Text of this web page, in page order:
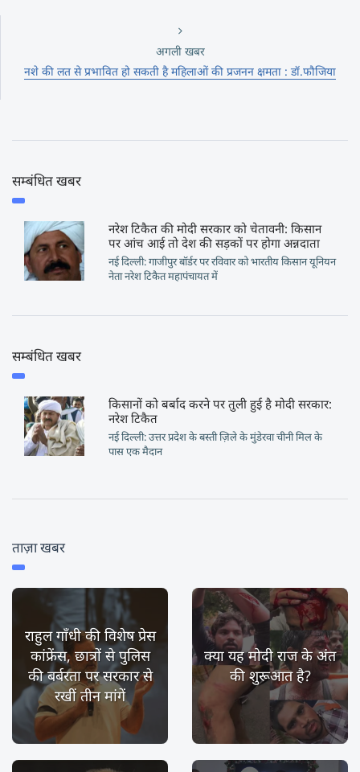
अगली खबर
नशे की लत से प्रभावित हो सकती है महिलाओं की प्रजनन क्षमता : डॉ.फौजिया
सम्बंधित खबर
नरेश टिकैत की मोदी सरकार को चेतावनी: किसान
पर आंच आई तो देश की सड़कों पर होगा अन्नदाता
नई दिल्ली: गाजीपुर बॉर्डर पर रविवार को भारतीय किसान यूनियन
नेता नरेश टिकैत महापंचायत में
सम्बंधित खबर
किसानों को बर्बाद करने पर तुली हुई है मोदी सरकार:
नरेश टिकैत
नई दिल्ली: उत्तर प्रदेश के बस्ती ज़िले के मुंडेरवा चीनी मिल के
पास एक मैदान
ताज़ा खबर
राहुल गाँधी की विशेष प्रेस
कांफ्रेंस, छात्रों से पुलिस
की बर्बरता पर सरकार से
रखीं तीन मांगें
क्या यह मोदी राज के अंत
की शुरूआत है?